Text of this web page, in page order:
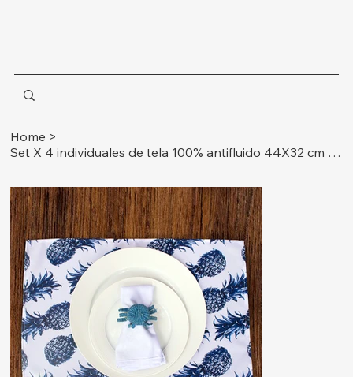
Home >
Set X 4 individuales de tela 100% antifluido 44X32 cm Ref. azul